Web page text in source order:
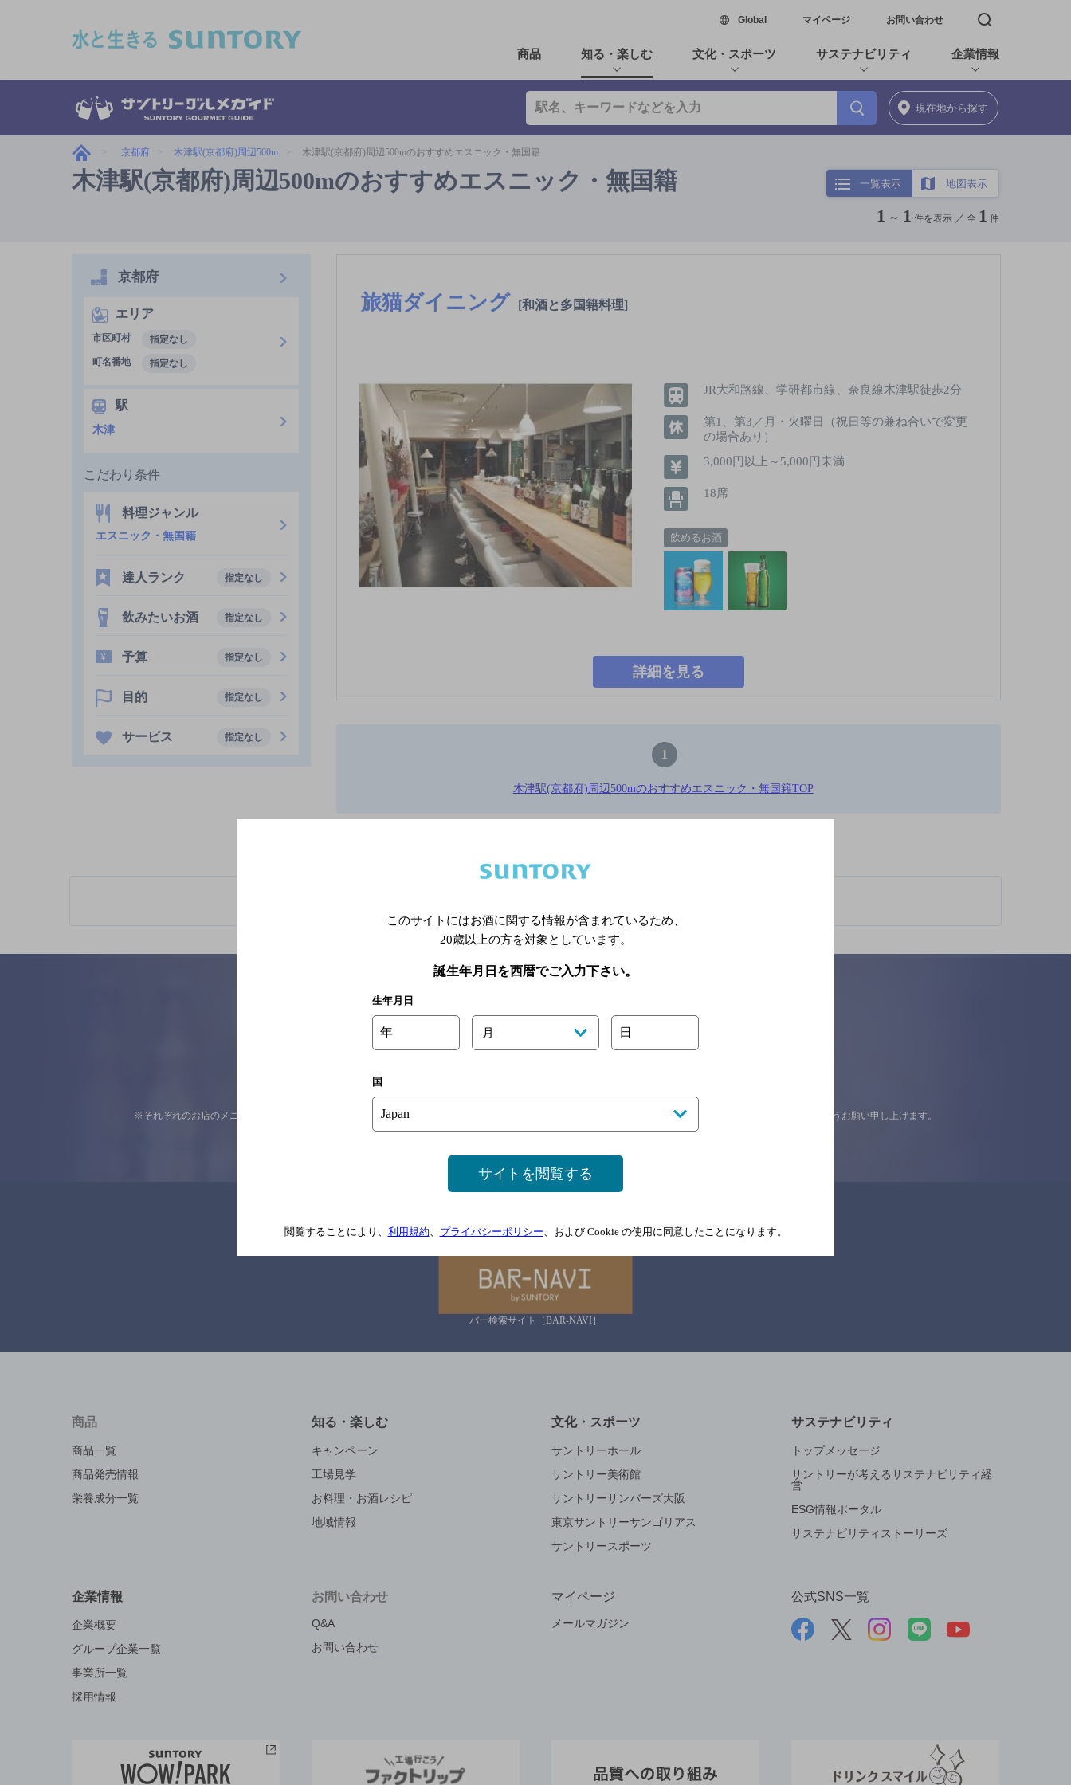
Global新しいウィンドウで開く
マイページ お問い合わせ 検索窓を開く
商品 知る・楽しむ 文化・スポーツ サステナビリティ 企業情報
現在地から探す
京都府 木津駅(京都府)周辺500m 木津駅(京都府)周辺500mのおすすめエスニック・無国籍
木津駅(京都府)周辺500mのおすすめエスニック・無国籍 一覧表示 地図表示
1 ～ 1 件を表示 ／ 全 1 件
旅猫ダイニング [和酒と多国籍料理]
JR大和路線、学研都市線、奈良線木津駅徒歩2分
第1、第3／月・火曜日（祝日等の兼ね合いで変更
の場合あり）
3,000円以上～5,000円未満
18席
飲めるお酒
詳細を見る
1
木津駅(京都府)周辺500mのおすすめエスニック・無国籍TOP
京都府
エリア
市区町村
指定なし
町名番地
指定なし
駅
木津
こだわり条件
料理ジャンル
エスニック・無国籍
達人ランク 指定なし
飲みたいお酒 指定なし
予算 指定なし
目的 指定なし
サービス 指定なし
※それぞれのお店のメニューや営業時間などの掲載情報については、 念のためお店にご確認の上ご来店くださいますようお願い申し上げます。
バー検索サイト［BAR-NAVI］
商品
商品一覧
商品発売情報
栄養成分一覧
知る・楽しむ
キャンペーン
工場見学
お料理・お酒レシピ
地域情報
文化・スポーツ
サントリーホール
サントリー美術館
サントリーサンバーズ大阪
東京サントリーサンゴリアス
サントリースポーツ
サステナビリティ
トップメッセージ
サントリーが考えるサステナビリティ経
営
ESG情報ポータル
サステナビリティストーリーズ
企業情報
企業概要
グループ企業一覧
事業所一覧
採用情報
お問い合わせ
Q&A
お問い合わせ
マイページ
メールマガジン
公式SNS一覧
このサイトにはお酒に関する情報が含まれているため、
20歳以上の方を対象としています。
誕生年月日を西暦でご入力下さい。
生年月日
年 月 日
国
サイトを閲覧する
閲覧することにより、 利用規約、 プライバシーポリシー、および Cookie の使用に同意したことになります。